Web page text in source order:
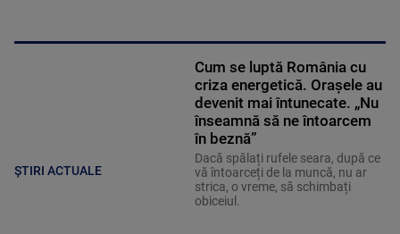
ȘTIRI ACTUALE
Cum se luptă România cu
criza energetică. Orașele au
devenit mai întunecate. „Nu
înseamnă să ne întoarcem
în beznă”
Dacă spălați rufele seara, după ce
vă întoarceți de la muncă, nu ar
strica, o vreme, să schimbați
obiceiul.